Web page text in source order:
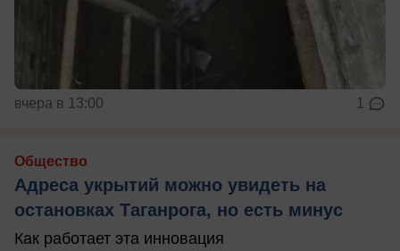
вчера в 13:00 1
Общество
Адреса укрытий можно увидеть на
остановках Таганрога, но есть минус
Как работает эта инновация